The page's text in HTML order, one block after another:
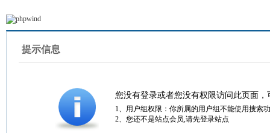
提示信息
您没有登录或者您没有权限访问此页面
1、用户组权限：你所属的用户组不能使用搜索
2、您还不是站点会员,请先登录站点